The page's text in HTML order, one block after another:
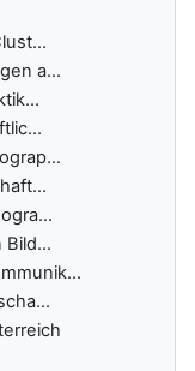
a...